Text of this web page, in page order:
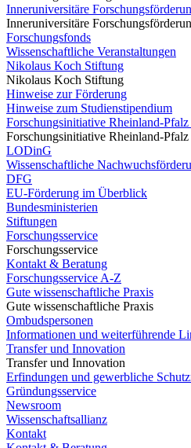
Inneruniversitäre
Inneruniversitäre
Forschungsfonds
Wissenschaftliche Veranstaltungen
Nikolaus Koch Stiftung
Nikolaus Koch Stiftung
Hinweise zur Förderung
Hinweise zum Studienstipendium
Forschungsinitiative Rheinland-
Forschungsinitiative Rheinland-
LODinG
Wissenschaftliche
DFG
EU-Förderung im Überblick
Bundesministerien
Stiftungen
Forschungsservice
Forschungsservice
Kontakt & Beratung
Forschungsservice A-Z
Gute wissenschaftliche Praxis
Gute wissenschaftliche Praxis
Ombudspersonen
Informationen und weiterführende
Transfer und Innovation
Transfer und Innovation
Erfindungen und gewerbliche
Gründungsservice
Newsroom
Wissenschaftsallianz
Kontakt